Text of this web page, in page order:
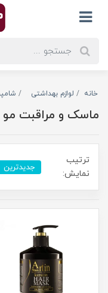
خانه لوازم بهداشتی
ماسک و مراقبت مو
ترتیب
نمایش:
جدیدترین